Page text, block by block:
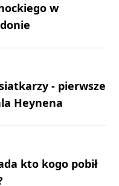
w
- pierwsze
Heynena
kto kogo pobił